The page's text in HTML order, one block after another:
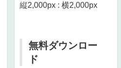
縦2,000px : 横2,000px
無料ダウンロー
ド